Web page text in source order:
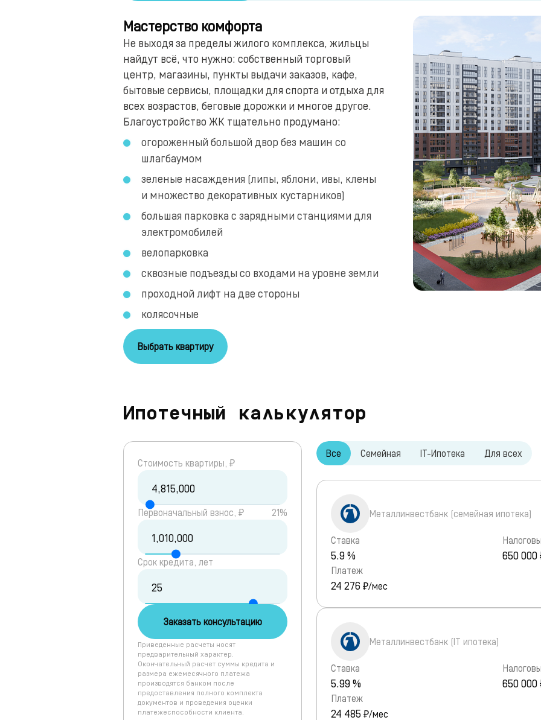
Мастерство комфорта
Не выходя за пределы жилого комплекса, жильцы
найдут всё, что нужно: собственный торговый
центр, магазины, пункты выдачи заказов, кафе,
бытовые сервисы, площадки для спорта и отдыха для
всех возрастов, беговые дорожки и многое другое.
Благоустройство ЖК тщательно продумано:
огороженный большой двор без машин со
шлагбаумом
зеленые насаждения (липы, яблони, ивы, клены
и множество декоративных кустарников)
большая парковка с зарядными станциями для
электромобилей
велопарковка
сквозные подъезды со входами на уровне земли
проходной лифт на две стороны
колясочные
Выбрать квартиру
Ипотечный калькулятор
Cтоимость квартиры, ₽
Первоначальный взнос, ₽ 21%
Срок кредита, лет
Заказать консультацию
Приведенные расчеты носят
предварительный характер.
Окончательный расчет суммы кредита и
размера ежемесячного платежа
производятся банком после
предоставления полного комплекта
документов и проведения оценки
платежеспособности клиента.
Все Семейная IT-Ипотека Для всех
Металлинвестбанк (семейная ипотека)
Ставка
5.9 % 650 000
Платеж
24 276 ₽/мес
Металлинвестбанк (IT ипотека)
Ставка
5.99 % 650 000
Платеж
24 485 ₽/мес